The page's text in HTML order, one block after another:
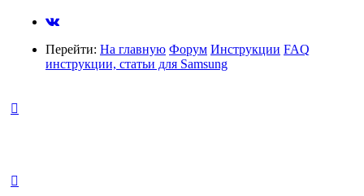
Перейти: На главную Форум Инструкции FAQ
инструкции, статьи для Samsung